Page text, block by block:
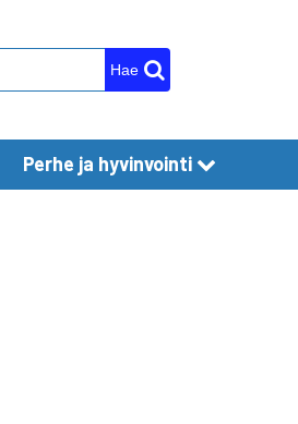
Hae
Perhe ja hyvinvointi